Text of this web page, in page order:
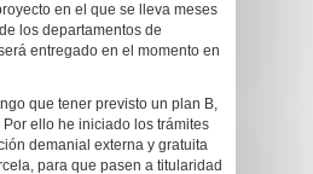
en el que se lleva meses
los departamentos de
entregado en el momento en
que tener previsto un plan B,
Por ello he iniciado los trámites
demanial externa y gratuita
para que pasen a titularidad